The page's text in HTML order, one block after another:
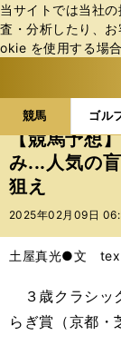
当サイトでは当社
査・分析したり、
okie を使⽤する場
競馬 ゴル
b
ス
ポ
ル
テ
ー
バ
競馬の記
【競馬予想
み...人気の
狙え
2025年02月09日
土屋真光●文
３歳クラシッ
らぎ賞（京都・